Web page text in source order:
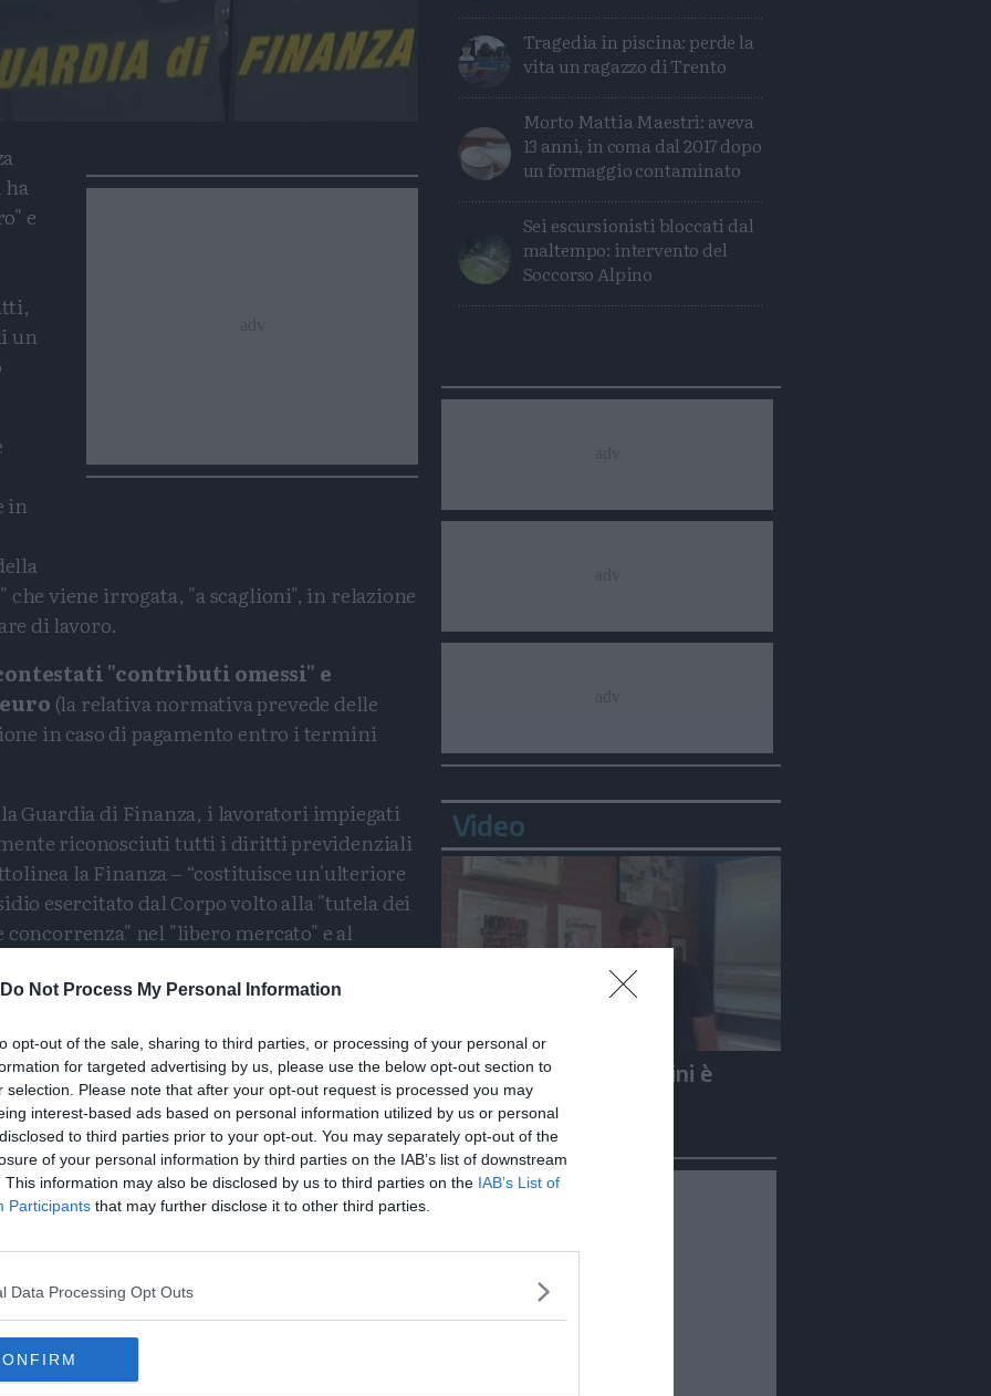
Do Not Process My Personal Information
opt-out of the sale, sharing to third parties, or processing of your personal or
for targeted advertising by us, please use the below opt-out section to
selection. Please note that after your opt-out request is processed you may
interest-based ads based on personal information utilized by us or personal
to third parties prior to your opt-out. You may separately opt-out of the
of your personal information by third parties on the IAB’s list of downstream
This information may also be disclosed by us to third parties on the IAB’s List of
Participants that may further disclose it to other third parties.
Data Processing Opt Outs
ha
e
un
in
che viene irrogata, "a scaglioni", in relazione
di lavoro.
"contributi omessi" e
(la relativa normativa prevede delle
in caso di pagamento entro i termini
Guardia di Finanza, i lavoratori impiegati
riconosciuti tutti i diritti previdenziali
la Finanza – “costituisce un'ulteriore
esercitato dal Corpo volto alla "tutela dei
nel "libero mercato" e al
Irregolari Guardia Di Finanza
Tragedia in piscina: perde la
vita un ragazzo di Trento
Morto Mattia Maestri: aveva
13 anni, in coma dal 2017 dopo
un formaggio contaminato
Sei escursionisti bloccati dal
maltempo: intervento del
Soccorso Alpino
Video
Beppe Carletti: «Guccini è
stato un Nomade»